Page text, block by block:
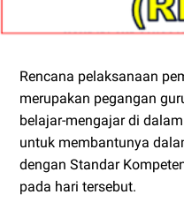
Rencana pelaksanaan
merupakan pegangan
belajar-mengajar di
untuk membantunya
dengan Standar
pada hari tersebut.